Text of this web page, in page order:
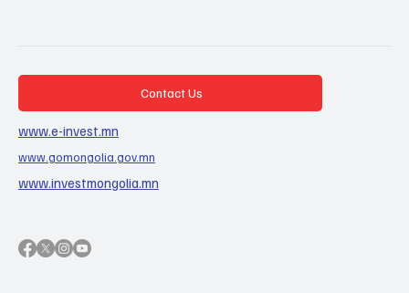
Contact Us
www.e-invest.mn
www.gomongolia.gov.mn
www.investmongolia.mn